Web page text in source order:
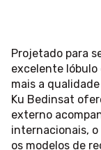
Projetado para
excelente lóbulo
mais a
Ku Bedinsat
externo
internacionais,
os modelos de